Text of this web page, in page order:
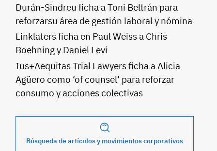
Durán-Sindreu ficha a Toni Beltrán para
reforzarsu área de gestión laboral y nómina
Linklaters ficha en Paul Weiss a Chris
Boehning y Daniel Levi
Ius+Aequitas Trial Lawyers ficha a Alicia
Agüero como ‘of counsel’ para reforzar
consumo y acciones colectivas
Búsqueda de artículos y movimientos corporativos